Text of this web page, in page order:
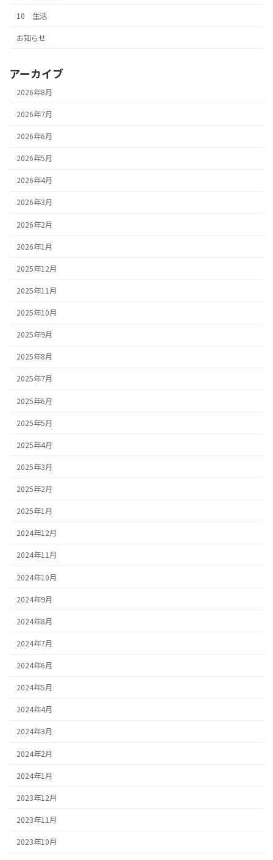
10 生活
お知らせ
アーカイブ
2026年8月
2026年7月
2026年6月
2026年5月
2026年4月
2026年3月
2026年2月
2026年1月
2025年12月
2025年11月
2025年10月
2025年9月
2025年8月
2025年7月
2025年6月
2025年5月
2025年4月
2025年3月
2025年2月
2025年1月
2024年12月
2024年11月
2024年10月
2024年9月
2024年8月
2024年7月
2024年6月
2024年5月
2024年4月
2024年3月
2024年2月
2024年1月
2023年12月
2023年11月
2023年10月